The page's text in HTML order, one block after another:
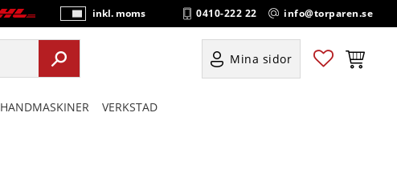
P
ri
s
e
vi
inkl. moms 0410-222 22 info@torparen.se
Mina sidor Favoriter
HANDMASKINER VERKSTAD